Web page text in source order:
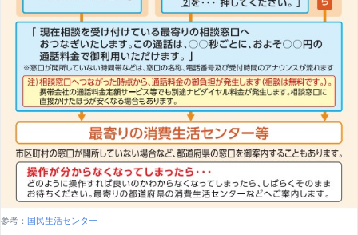
参考： 国民生活センター